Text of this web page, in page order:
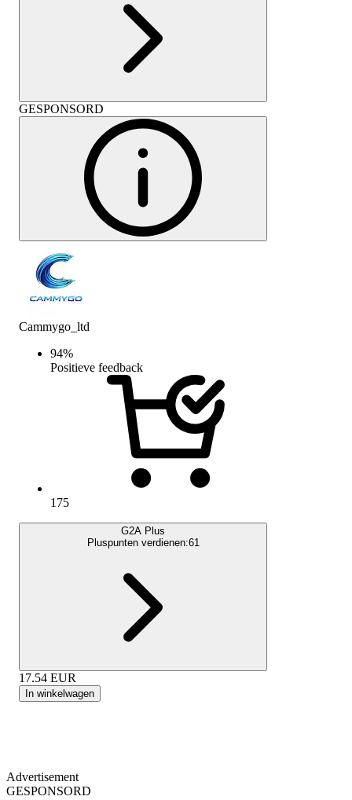
GESPONSORD
Cammygo_ltd
94%
Positieve feedback
175
G2A Plus
Pluspunten verdienen:61
17.54 EUR
In winkelwagen
Advertisement
GESPONSORD